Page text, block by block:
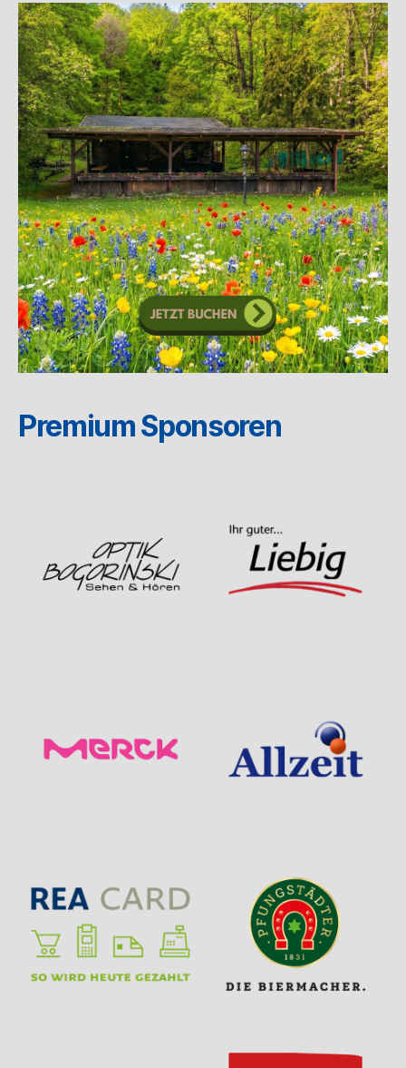
Premium Sponsoren